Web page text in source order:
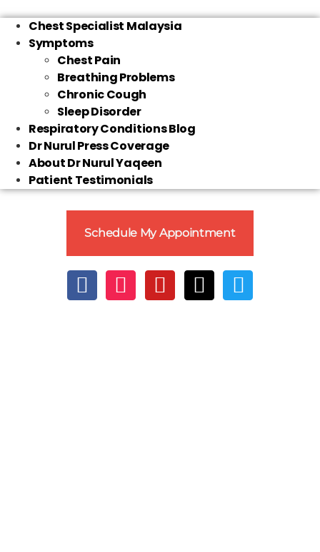
Chest Specialist Malaysia
Symptoms
Chest Pain
Breathing Problems
Chronic Cough
Sleep Disorder
Respiratory Conditions Blog
Dr Nurul Press Coverage
About Dr Nurul Yaqeen
Patient Testimonials
Schedule My Appointment